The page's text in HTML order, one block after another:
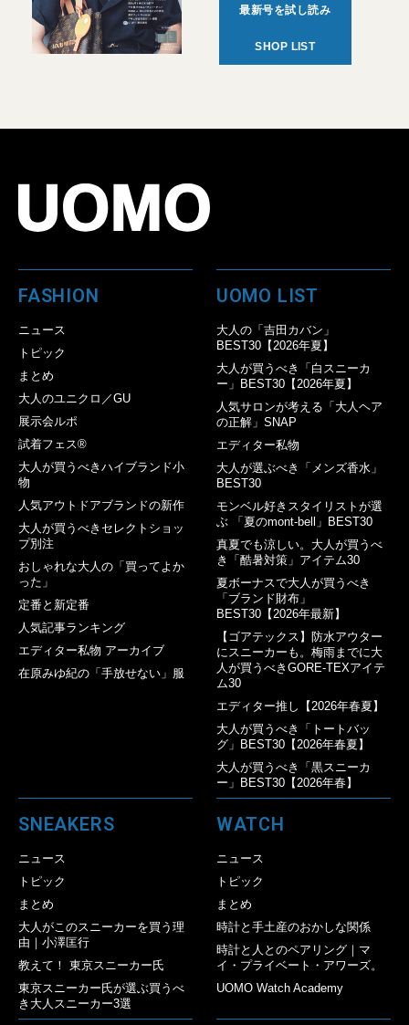
最新号を試し読み
SHOP LIST
FASHION
ニュース
トピック
まとめ
大人のユニクロ／GU
展示会ルポ
試着フェス®︎
大人が買うべきハイブランド小
物
人気アウトドアブランドの新作
大人が買うべきセレクトショッ
プ別注
おしゃれな大人の「買ってよか
った」
定番と新定番
人気記事ランキング
エディター私物 アーカイブ
在原みゆ紀の「手放せない」服
UOMO LIST
大人の「吉田カバン」
BEST30【2026年夏】
大人が買うべき「白スニーカ
ー」BEST30【2026年夏】
人気サロンが考える「大人ヘア
の正解」SNAP
エディター私物
大人が選ぶべき「メンズ香水」
BEST30
モンベル好きスタイリストが選
ぶ 「夏のmont-bell」BEST30
真夏でも涼しい。大人が買うべ
き「酷暑対策」アイテム30
夏ボーナスで大人が買うべき
「ブランド財布」
BEST30【2026年最新】
【ゴアテックス】防水アウター
にスニーカーも。梅雨までに大
人が買うべきGORE-TEXアイテ
ム30
エディター推し【2026年春夏】
大人が買うべき「トートバッ
グ」BEST30【2026年春夏】
大人が買うべき「黒スニーカ
ー」BEST30【2026年春】
SNEAKERS
ニュース
トピック
まとめ
大人がこのスニーカーを買う理
由｜小澤匡行
教えて！ 東京スニーカー氏
東京スニーカー氏が選ぶ買うべ
き大人スニーカー3選
WATCH
ニュース
トピック
まとめ
時計と手土産のおかしな関係
時計と人とのペアリング｜マ
イ・プライベート・アワーズ。
UOMO Watch Academy